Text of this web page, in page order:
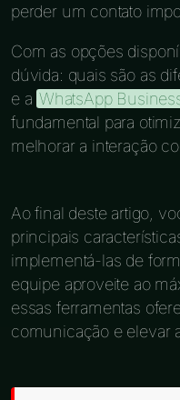
perder um contato
Com as opções
dúvida: quais são as
e a WhatsApp
fundamental para
melhorar a interação
Ao final deste artigo,
principais
implementá-las de
equipe aproveite ao
essas ferramentas
comunicação e elevar